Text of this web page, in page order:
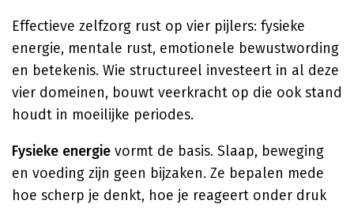
Effectieve zelfzorg rust op vier pijlers: fysieke
energie, mentale rust, emotionele bewustwording
en betekenis. Wie structureel investeert in al deze
vier domeinen, bouwt veerkracht op die ook stand
houdt in moeilijke periodes.
Fysieke energie vormt de basis. Slaap, beweging
en voeding zijn geen bijzaken. Ze bepalen mede
hoe scherp je denkt, hoe je reageert onder druk